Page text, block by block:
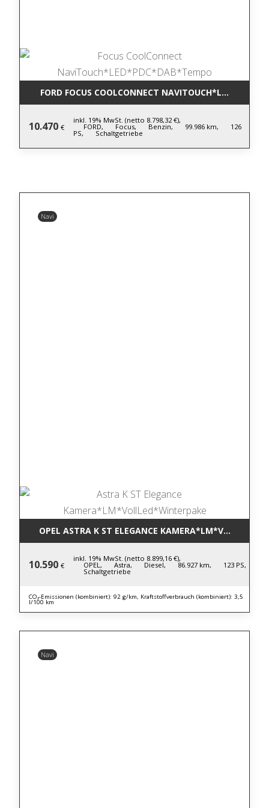
FORD FOCUS COOLCONNECT
10.470 €
inkl. 19% MwSt. (netto 8.798,32 €),
FORD, Focus, Benzin, 99.986 km, 126
PS, Schaltgetriebe
Navi
OPEL ASTRA K ST ELEGANCE
10.590 €
inkl. 19% MwSt. (netto 8.899,16 €),
OPEL, Astra, Diesel, 86.927 km, 123 PS,
Schaltgetriebe
CO₂-Emissionen (kombiniert): 92 g/km, Kraftstoffverbrauch (kombiniert): 3,5
l/100 km
Navi